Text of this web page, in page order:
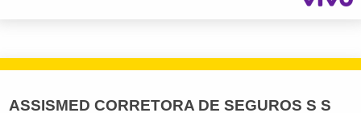
ASSISMED CORRETORA DE SEGUROS S S